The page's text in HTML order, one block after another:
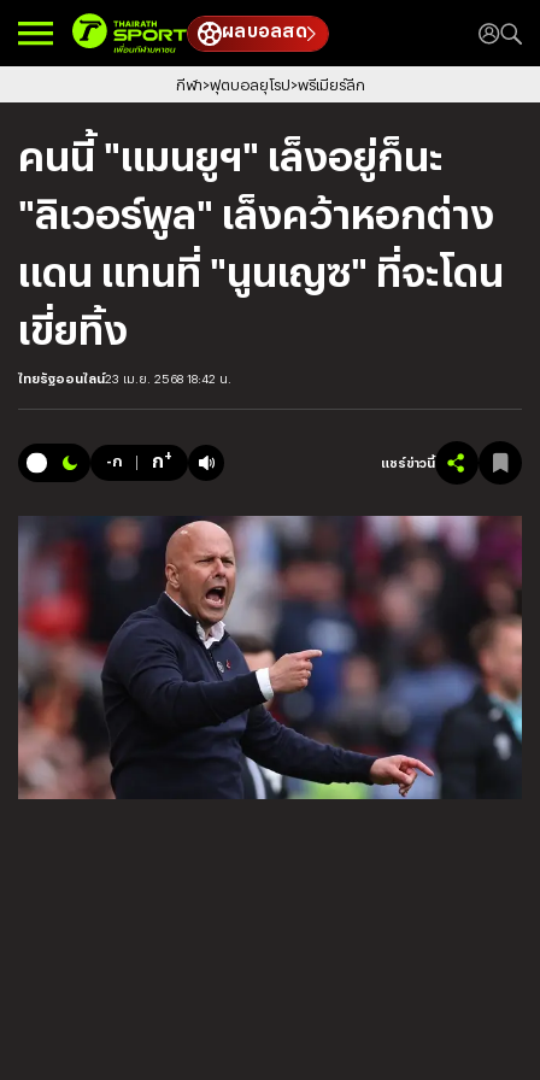
ผลบอลสด
กีฬา ฟุตบอลยุโรป พรีเมียร์ลีก
คนนี้ "แมนยูฯ" เล็งอยู่ก็นะ
"ลิเวอร์พูล" เล็งคว้าหอกต่าง
แดน แทนที่ "นูนเญซ" ที่จะโดน
เขี่ยทิ้ง
ไทยรัฐออนไลน์23 เม.ย. 2568 18:42 น.
-ก ก+ แชร์ข่าวนี้